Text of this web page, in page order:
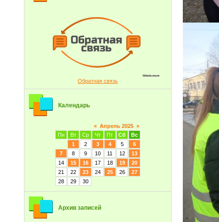
Обратная связь
Календарь
« Апрель 2025 »
Пн
Вт Ср Чт Пт Сб
Вс
1
2 3 4 5
6
7
8 9 10 11 12
13
14
15 16 17 18 19
20
21
22 23 24 25 26
27
28
29 30
Архив записей